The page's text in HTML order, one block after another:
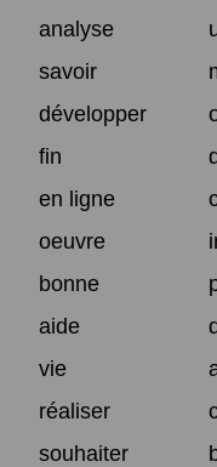
analyse
savoir
développer
fin
en ligne
oeuvre
bonne
aide
vie
réaliser
souhaiter